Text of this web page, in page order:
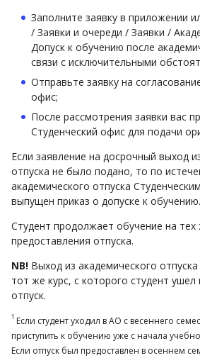
Заполните заявку в приложении
/ Заявки и очереди / Заявки /
Допуск к обучению после
связи с исключительными
Отправьте заявку на
офис;
После рассмотрения заявки вас
Студенческий офис для подачи
Если заявление на досрочный выход
отпуска не было подано, то по
академического отпуска
выпущен приказ о допуске к обучению.
Студент продолжает обучение на
предоставления отпуска.
NB! Выход из академического
тот же курс, с которого студент ушел
отпуск.
1 Если студент уходил в АО с весеннего
приступить к обучению уже с начала
Если отпуск был предоставлен в осеннем